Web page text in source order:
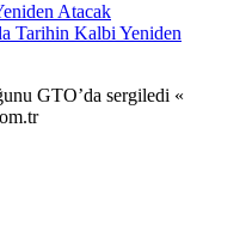
Tarihin Kalbi Yeniden